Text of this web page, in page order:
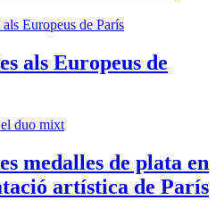
als Europeus de
medalles de plata en
artística de París